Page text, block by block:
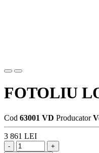
FOTOLIU
Cod 63001 VD Producator
3 861 LEI